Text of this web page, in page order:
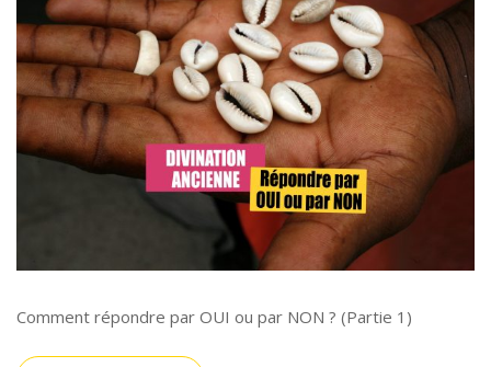
Comment répondre par OUI ou par NON ? (Partie 1)